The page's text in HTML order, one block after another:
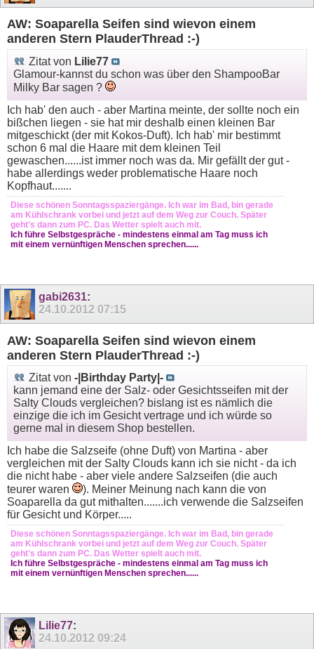
AW: Soaparella Seifen sind wievon einem
anderen Stern PlauderThread :-)
Zitat von Lilie77
Glamour-kannst du schon was über den ShampooBar
Milky Bar sagen ?
Ich hab' den auch - aber Martina meinte, der sollte noch ein
bißchen liegen - sie hat mir deshalb einen kleinen Bar
mitgeschickt (der mit Kokos-Duft). Ich hab' mir bestimmt
schon 6 mal die Haare mit dem kleinen Teil
gewaschen......ist immer noch was da. Mir gefällt der gut -
habe allerdings weder problematische Haare noch
Kopfhaut.......
Diese schönen Sonntagsspaziergänge. Ich war im Bad, bin gerade
am Kühlschrank vorbei und jetzt auf dem Weg zur Couch. Später
geht's dann zum PC. Das Wetter spielt auch mit.
Ich führe Selbstgespräche - mindestens einmal am Tag muss ich
mit einem vernünftigen Menschen sprechen......
gabi2631:
24.10.2012 07:15
AW: Soaparella Seifen sind wievon einem
anderen Stern PlauderThread :-)
Zitat von -|Birthday Party|-
kann jemand eine der Salz- oder Gesichtsseifen mit der
Salty Clouds vergleichen? bislang ist es nämlich die
einzige die ich im Gesicht vertrage und ich würde so
gerne mal in diesem Shop bestellen.
Ich habe die Salzseife (ohne Duft) von Martina - aber
vergleichen mit der Salty Clouds kann ich sie nicht - da ich
die nicht habe - aber viele andere Salzseifen (die auch
teurer waren
). Meiner Meinung nach kann die von
Soaparella da gut mithalten.......ich verwende die Salzseifen
für Gesicht und Körper.....
Diese schönen Sonntagsspaziergänge. Ich war im Bad, bin gerade
am Kühlschrank vorbei und jetzt auf dem Weg zur Couch. Später
geht's dann zum PC. Das Wetter spielt auch mit.
Ich führe Selbstgespräche - mindestens einmal am Tag muss ich
mit einem vernünftigen Menschen sprechen......
Lilie77:
24.10.2012 09:24